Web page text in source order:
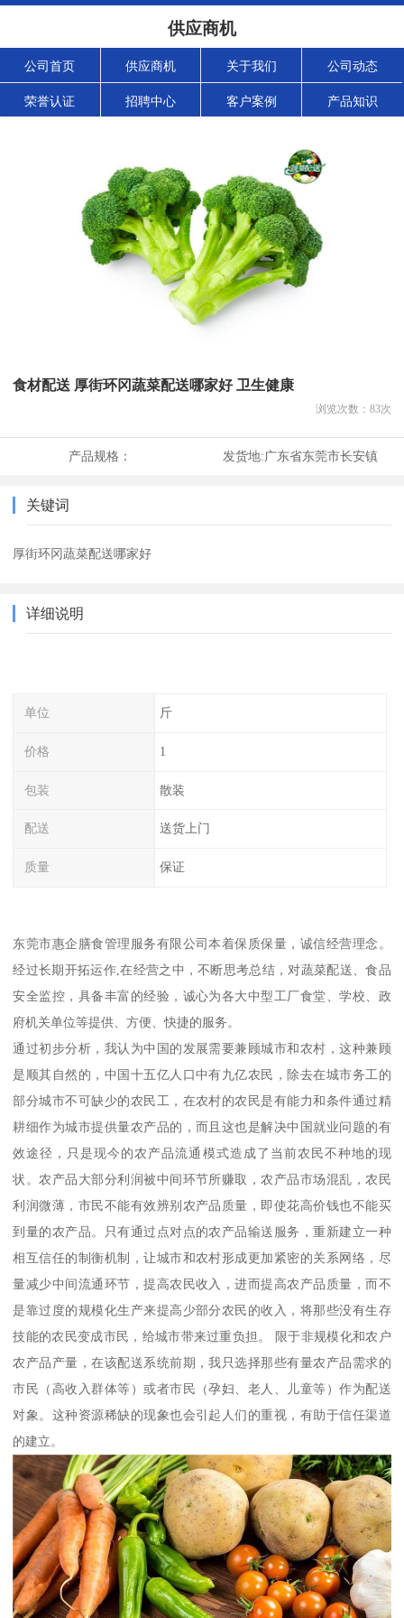
供应商机
公司首页 供应商机 关于我们 公司动态
荣誉认证 招聘中心 客户案例 产品知识
食材配送 厚街环冈蔬菜配送哪家好 卫生健康
浏览次数： 83次
产品规格： 发货地:广东省东莞市长安镇
关键词
厚街环冈蔬菜配送哪家好
详细说明
单位 斤
价格 1
包装 散装
配送 送货上门
质量 保证
东莞市惠企膳食管理服务有限公司本着保质保量，诚信经营理念。
经过长期开拓运作,在经营之中，不断思考总结，对蔬菜配送、食品
安全监控，具备丰富的经验，诚心为各大中型工厂食堂、学校、政
府机关单位等提供、方便、快捷的服务。
通过初步分析，我认为中国的发展需要兼顾城市和农村，这种兼顾
是顺其自然的，中国十五亿人口中有九亿农民，除去在城市务工的
部分城市不可缺少的农民工，在农村的农民是有能力和条件通过精
耕细作为城市提供量农产品的，而且这也是解决中国就业问题的有
效途径，只是现今的农产品流通模式造成了当前农民不种地的现
状。农产品大部分利润被中间环节所赚取，农产品市场混乱，农民
利润微薄，市民不能有效辨别农产品质量，即使花高价钱也不能买
到量的农产品。只有通过点对点的农产品输送服务，重新建立一种
相互信任的制衡机制，让城市和农村形成更加紧密的关系网络，尽
量减少中间流通环节，提高农民收入，进而提高农产品质量，而不
是靠过度的规模化生产来提高少部分农民的收入，将那些没有生存
技能的农民变成市民，给城市带来过重负担。 限于非规模化和农户
农产品产量，在该配送系统前期，我只选择那些有量农产品需求的
市民（高收入群体等）或者市民（孕妇、老人、儿童等）作为配送
对象。这种资源稀缺的现象也会引起人们的重视，有助于信任渠道
的建立。